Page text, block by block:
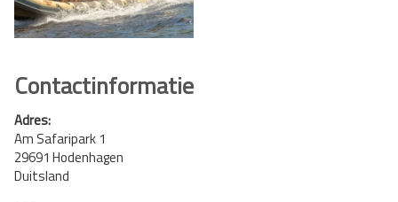
Contactinformatie
Adres:
Am Safaripark 1
29691 Hodenhagen
Duitsland